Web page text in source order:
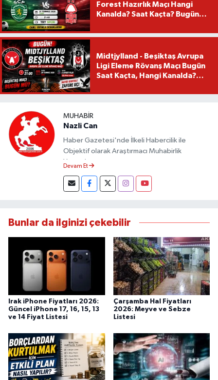
Forest Hazırlık Maçı Hangi
Kanalda? Saat Kaçta? Bugün
Midtjylland - Beşiktaş Avrupa
Ligi Eleme Rövanş Maçı Bugün
Saat Kaçta, Hangi Kanalda?
MUHABIR
Nazli Can
Haber Gazetesi'nde İlkeli Habercilik ile
Objektif olarak Araştırmacı Muhabirlik
Yapmaktayım.
Devam Et
Bunlar da ilginizi çekebilir
Irak iPhone Fiyatları 2026:
Güncel iPhone 17, 16, 15, 13
ve 14 Fiyat Listesi
Çarşamba Hal Fiyatları
2026: Meyve ve Sebze
Listesi